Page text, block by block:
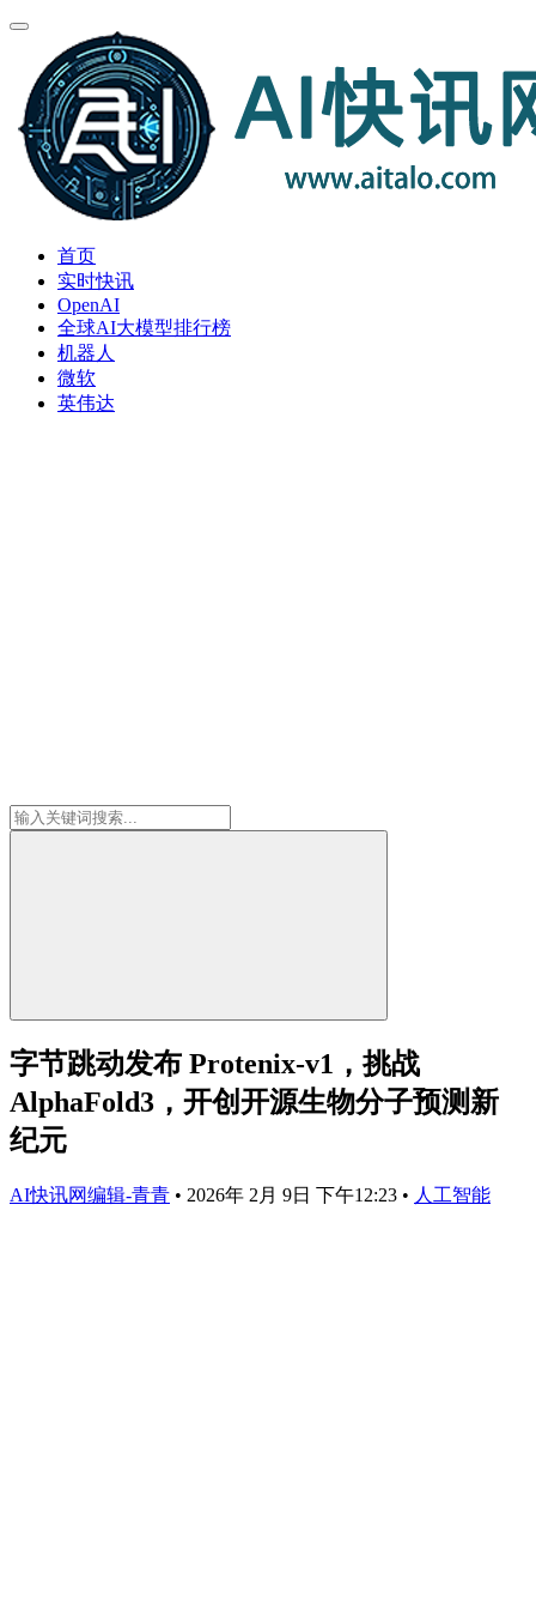
首页
实时快讯
OpenAI
全球AI大模型排行榜
机器人
微软
英伟达
字节跳动发布 Protenix-v1，挑战
AlphaFold3，开创开源生物分子预测新
纪元
AI快讯网编辑-青青 • 2026年 2月 9日 下午12:23 • 人工智能